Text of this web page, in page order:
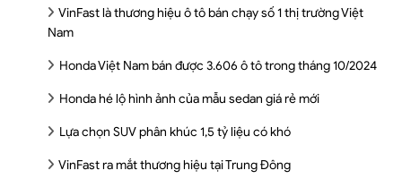
VinFast là thương hiệu ô tô bán chạy số 1 thị trường Việt
Nam
Honda Việt Nam bán được 3.606 ô tô trong tháng 10/2024
Honda hé lộ hình ảnh của mẫu sedan giá rẻ mới
Lựa chọn SUV phân khúc 1,5 tỷ liệu có khó
VinFast ra mắt thương hiệu tại Trung Đông